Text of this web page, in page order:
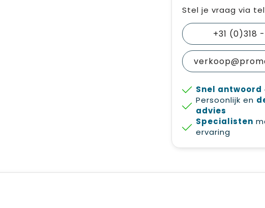
Stel je vraag via
+31 (0)318
Snel antwoord
Persoonlijk en
advies
Specialisten
ervaring